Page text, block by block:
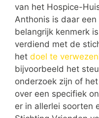
van het Hospice-
Anthonis is daar
belangrijk kenmerk
verdiend met de
het doel te
bijvoorbeeld het
onderzoek zijn of
over een specifiek
er in allerlei soorten